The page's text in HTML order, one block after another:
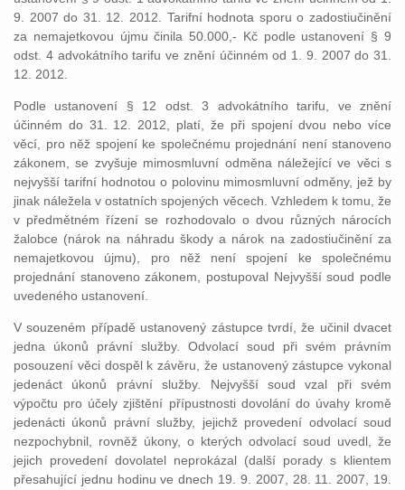
9. 2007 do 31. 12. 2012. Tarifní hodnota sporu o zadostiučinění
za nemajetkovou újmu činila 50.000,- Kč podle ustanovení § 9
odst. 4 advokátního tarifu ve znění účinném od 1. 9. 2007 do 31.
12. 2012.
Podle ustanovení § 12 odst. 3 advokátního tarifu, ve znění
účinném do 31. 12. 2012, platí, že při spojení dvou nebo více
věcí, pro něž spojení ke společnému projednání není stanoveno
zákonem, se zvyšuje mimosmluvní odměna náležející ve věci s
nejvyšší tarifní hodnotou o polovinu mimosmluvní odměny, jež by
jinak náležela v ostatních spojených věcech. Vzhledem k tomu, že
v předmětném řízení se rozhodovalo o dvou různých nárocích
žalobce (nárok na náhradu škody a nárok na zadostiučinění za
nemajetkovou újmu), pro něž není spojení ke společnému
projednání stanoveno zákonem, postupoval Nejvyšší soud podle
uvedeného ustanovení.
V souzeném případě ustanovený zástupce tvrdí, že učinil dvacet
jedna úkonů právní služby. Odvolací soud při svém právním
posouzení věci dospěl k závěru, že ustanovený zástupce vykonal
jedenáct úkonů právní služby. Nejvyšší soud vzal při svém
výpočtu pro účely zjištění přípustnosti dovolání do úvahy kromě
jedenácti úkonů právní služby, jejichž provedení odvolací soud
nezpochybnil, rovněž úkony, o kterých odvolací soud uvedl, že
jejich provedení dovolatel neprokázal (další porady s klientem
přesahující jednu hodinu ve dnech 19. 9. 2007, 28. 11. 2007, 19.